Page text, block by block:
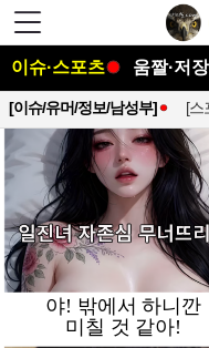
이슈·스포츠 움짤·저
[이슈/유머/정보/남성부] [스